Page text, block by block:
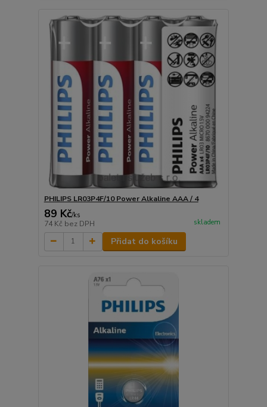
PHILIPS LR03P4F/10 Power Alkaline AAA / 4
89 Kč/ks
74 Kč bez DPH skladem
Přidat do košíku